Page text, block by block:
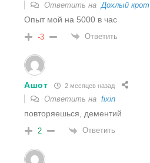
Ответить на Дохлый крот
Опыт мой на 5000 в час
-3 Ответить
Ашот 2 месяцев назад
Ответить на fixin
повторяешься, дементий
2 Ответить